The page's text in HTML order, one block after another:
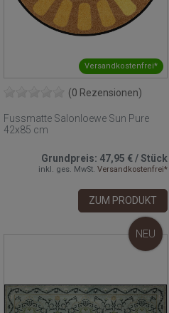
Versandkostenfrei*
(0 Rezensionen)
Fussmatte Salonloewe Sun Pure
42x85 cm
Grundpreis: 47,95 €/Stück
inkl. ges. MwSt. Versandkostenfrei*
ZUM PRODUKT
NEU